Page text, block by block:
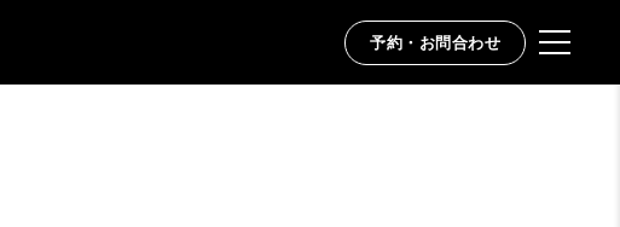
予約・お問合わせ